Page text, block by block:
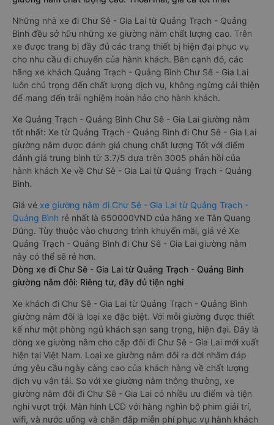
Những nhà xe đi Chư Sê - Gia Lai từ Quảng Trạch - Quảng
Bình đều sở hữu những xe giường nằm chất lượng cao. Trên
xe được trang bị đầy đủ các trang thiết bị hiện đại phục vụ
cho nhu cầu di chuyển của hành khách. Bên cạnh đó, các
hãng xe khách Quảng Trạch - Quảng Bình Chư Sê - Gia Lai
luôn chú trọng đến chất lượng dịch vụ, không ngừng cải thiện
để mang đến trải nghiệm hoàn hảo cho hành khách.
Xe Quảng Trạch - Quảng Bình Chư Sê - Gia Lai giường nằm
tốt nhất: Xe từ Quảng Trạch - Quảng Bình đi Chư Sê - Gia Lai
giường nằm được đánh giá chung chất lượng Tốt với điểm
đánh giá trung bình từ 3.7/5 dựa trên 3005 phản hồi của
hành khách Xe về Chư Sê - Gia Lai từ Quảng Trạch - Quảng
Bình.
Giá vé xe giường nằm đi Chư Sê - Gia Lai từ Quảng Trạch -
Quảng Bình rẻ nhất là 650000VND của hãng xe Tân Quang
Dũng. Tùy thuộc vào chương trình khuyến mãi, giá vé Xe
Quảng Trạch - Quảng Bình đi Chư Sê - Gia Lai giường nằm
này có thể sẽ rẻ hơn.
Dòng xe đi Chư Sê - Gia Lai từ Quảng Trạch - Quảng Bình
giường nằm đôi: Riêng tư, đầy đủ tiện nghi
Xe khách đi Chư Sê - Gia Lai từ Quảng Trạch - Quảng Bình
giường nằm đôi là loại xe đặc biệt. Với mỗi giường được thiết
kế như một phòng ngủ khách sạn sang trọng, hiện đại. Đây là
dòng xe giường nằm cho cặp đôi đi Chư Sê - Gia Lai mới xuất
hiện tại Việt Nam. Loại xe giường nằm đôi ra đời nhằm đáp
ứng yêu cầu ngày càng cao của khách hàng về chất lượng
dịch vụ vận tải. So với xe giường nằm thông thường, xe
giường nằm đôi đi Chư Sê - Gia Lai có nhiều ưu điểm và tiện
nghi vượt trội. Màn hình LCD với hàng nghìn bộ phim giải trí,
wifi, và nước uống và chăn đắp miễn phí phục vụ hành khách